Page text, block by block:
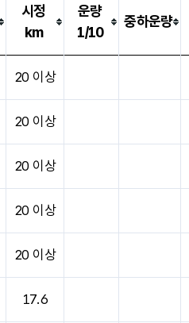
시정
km
운량
1/10
중하운량
20 이상
20 이상
20 이상
20 이상
20 이상
17.6